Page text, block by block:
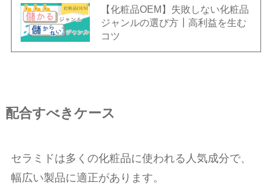
【化粧品OEM】失敗しない化粧品
ジャンルの選び方┃高利益を生む
コツ
配合すべきケース
セラミドは多くの化粧品に使われる人気成分で、
幅広い製品に適正があります。